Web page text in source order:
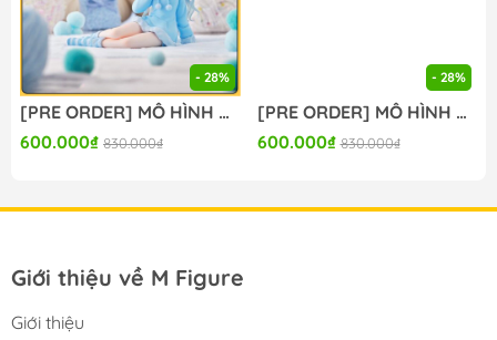
#figure_chinh_hang #mo_hinh_tinh #nendoroid
#gameprize #scalefigure
---
- 28%
[PRE ORDER] MÔ HÌNH BanG Dream! - BanG Dream! Ave Mujica - Togawa Sakiko - Yumemirize - ～Pajama Party!～ (Sega Fave) FIGURE CHÍNH HÃNG
600.000₫ 830.000₫
- 28%
[PRE ORDER] MÔ HÌNH BanG Dream! - BanG Dream! Ave Mujica - Wakaba Mutsumi - Yumemirize - ～Pajama Party!～ (Sega Fave) FIGURE CHÍNH HÃNG
600.000₫ 830.000₫
Giới thiệu về M Figure
Giới thiệu